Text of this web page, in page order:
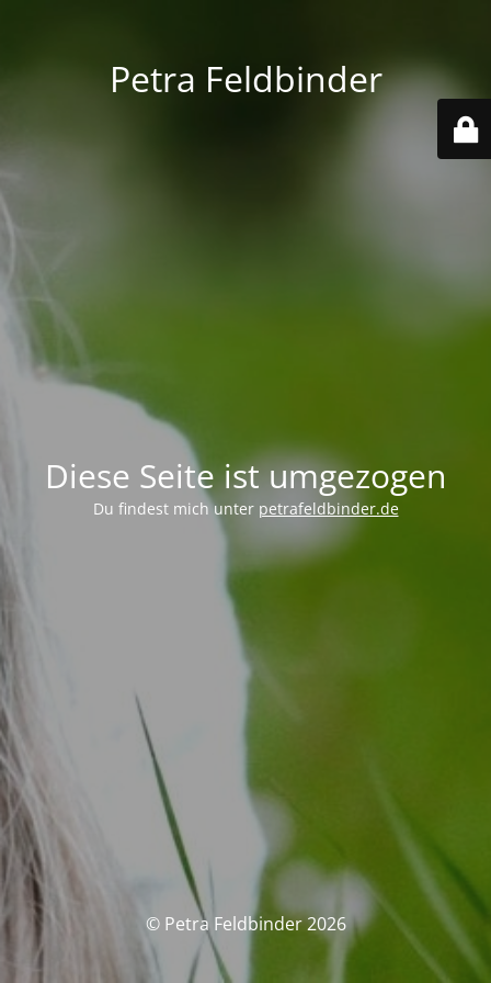
Petra Feldbinder
Diese Seite ist umgezogen
Du findest mich unter petrafeldbinder.de
© Petra Feldbinder 2026